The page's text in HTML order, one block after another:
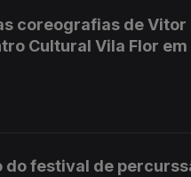
coreografias de Vitor
Cultural Vila Flor em
do festival de